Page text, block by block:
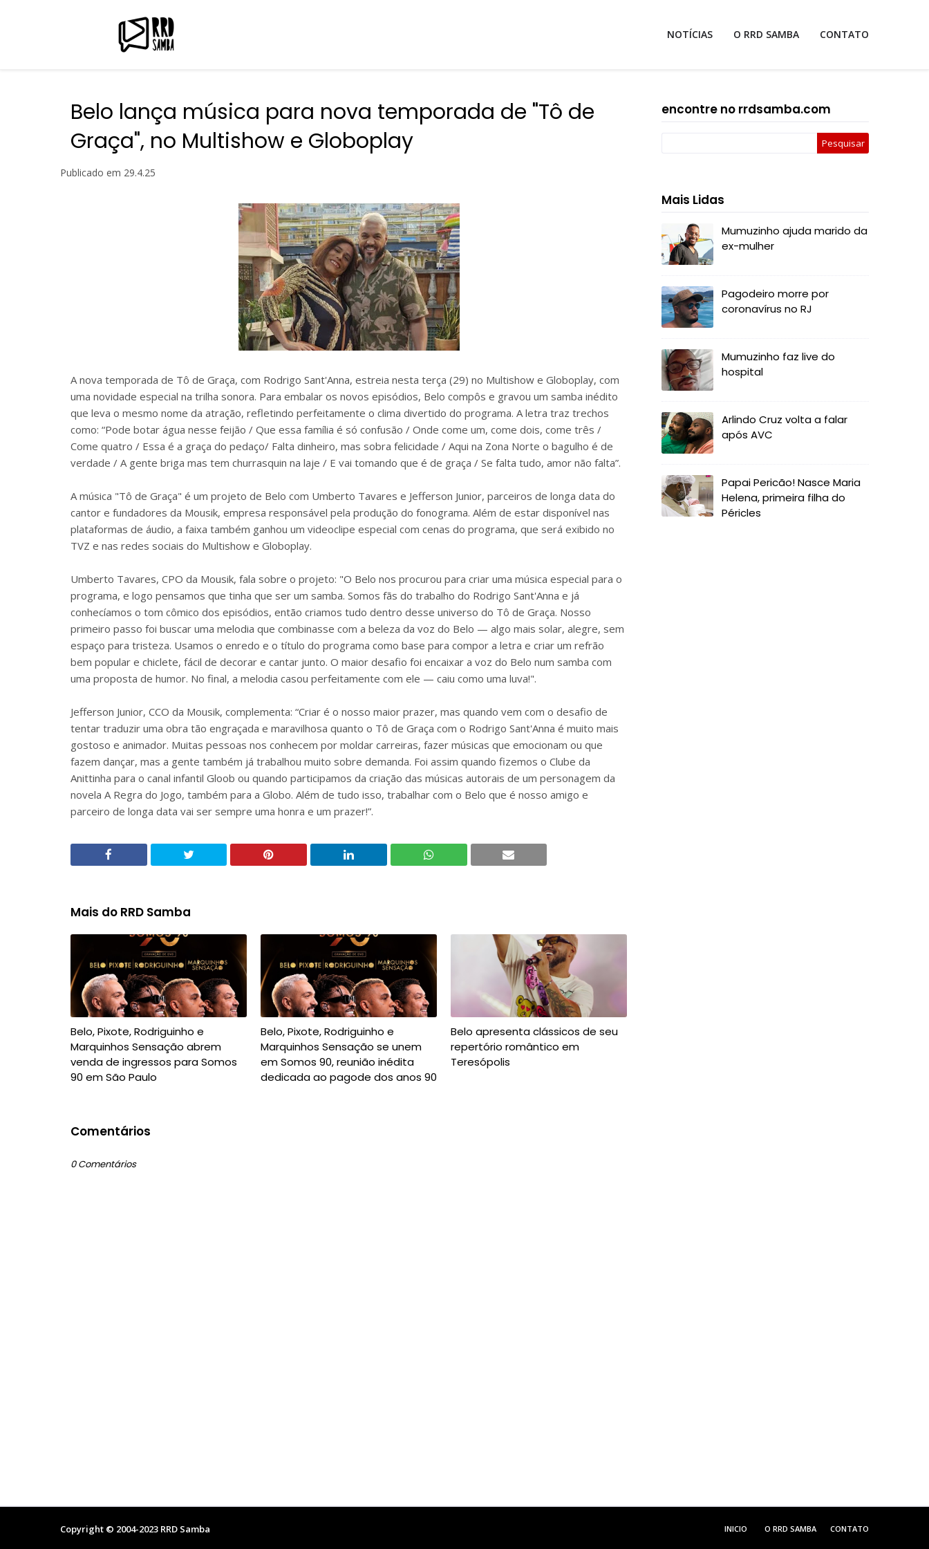
NOTÍCIAS O RRD SAMBA CONTATO
Belo lança música para nova temporada de "Tô de
Graça", no Multishow e Globoplay
Publicado em 29.4.25
A nova temporada de Tô de Graça, com Rodrigo Sant'Anna, estreia nesta terça (29) no Multishow e Globoplay, com
uma novidade especial na trilha sonora. Para embalar os novos episódios, Belo compôs e gravou um samba inédito
que leva o mesmo nome da atração, refletindo perfeitamente o clima divertido do programa. A letra traz trechos
como: “Pode botar água nesse feijão / Que essa família é só confusão / Onde come um, come dois, come três /
Come quatro / Essa é a graça do pedaço/ Falta dinheiro, mas sobra felicidade / Aqui na Zona Norte o bagulho é de
verdade / A gente briga mas tem churrasquin na laje / E vai tomando que é de graça / Se falta tudo, amor não falta”.
A música "Tô de Graça" é um projeto de Belo com Umberto Tavares e Jefferson Junior, parceiros de longa data do
cantor e fundadores da Mousik, empresa responsável pela produção do fonograma. Além de estar disponível nas
plataformas de áudio, a faixa também ganhou um videoclipe especial com cenas do programa, que será exibido no
TVZ e nas redes sociais do Multishow e Globoplay.
Umberto Tavares, CPO da Mousik, fala sobre o projeto: "O Belo nos procurou para criar uma música especial para o
programa, e logo pensamos que tinha que ser um samba. Somos fãs do trabalho do Rodrigo Sant'Anna e já
conhecíamos o tom cômico dos episódios, então criamos tudo dentro desse universo do Tô de Graça. Nosso
primeiro passo foi buscar uma melodia que combinasse com a beleza da voz do Belo — algo mais solar, alegre, sem
espaço para tristeza. Usamos o enredo e o título do programa como base para compor a letra e criar um refrão
bem popular e chiclete, fácil de decorar e cantar junto. O maior desafio foi encaixar a voz do Belo num samba com
uma proposta de humor. No final, a melodia casou perfeitamente com ele — caiu como uma luva!".
Jefferson Junior, CCO da Mousik, complementa: “Criar é o nosso maior prazer, mas quando vem com o desafio de
tentar traduzir uma obra tão engraçada e maravilhosa quanto o Tô de Graça com o Rodrigo Sant'Anna é muito mais
gostoso e animador. Muitas pessoas nos conhecem por moldar carreiras, fazer músicas que emocionam ou que
fazem dançar, mas a gente também já trabalhou muito sobre demanda. Foi assim quando fizemos o Clube da
Anittinha para o canal infantil Gloob ou quando participamos da criação das músicas autorais de um personagem da
novela A Regra do Jogo, também para a Globo. Além de tudo isso, trabalhar com o Belo que é nosso amigo e
parceiro de longa data vai ser sempre uma honra e um prazer!”.
Mais do RRD Samba
Belo, Pixote, Rodriguinho e
Marquinhos Sensação abrem
venda de ingressos para Somos
90 em São Paulo
Belo, Pixote, Rodriguinho e
Marquinhos Sensação se unem
em Somos 90, reunião inédita
dedicada ao pagode dos anos 90
Belo apresenta clássicos de seu
repertório romântico em
Teresópolis
Comentários
0 Comentários
encontre no rrdsamba.com
Mais Lidas
Mumuzinho ajuda marido da
ex-mulher
Pagodeiro morre por
coronavírus no RJ
Mumuzinho faz live do
hospital
Arlindo Cruz volta a falar
após AVC
Papai Pericão! Nasce Maria
Helena, primeira filha do
Péricles
INICIO O RRD SAMBA CONTATO
Copyright © 2004-2023 RRD Samba